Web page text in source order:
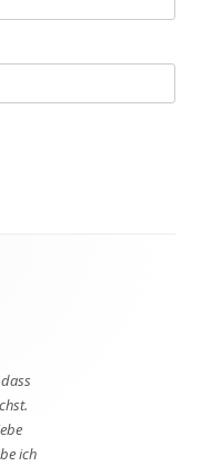
ich